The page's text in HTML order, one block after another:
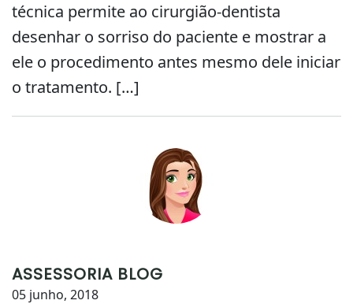
técnica permite ao cirurgião-dentista
desenhar o sorriso do paciente e mostrar a
ele o procedimento antes mesmo dele iniciar
o tratamento. […]
ASSESSORIA BLOG
05 junho, 2018